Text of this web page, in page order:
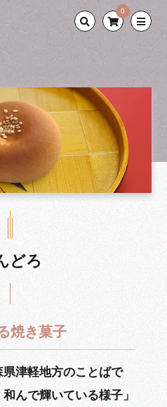
0
どろ
焼き菓子
津軽地方のことばで
んで輝いている様子」